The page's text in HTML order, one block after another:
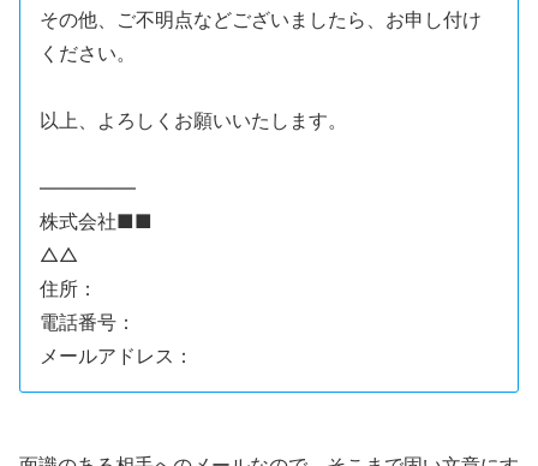
その他、ご不明点などございましたら、お申し付け
ください。
以上、よろしくお願いいたします。
—————
株式会社■■
△△
住所：
電話番号：
メールアドレス：